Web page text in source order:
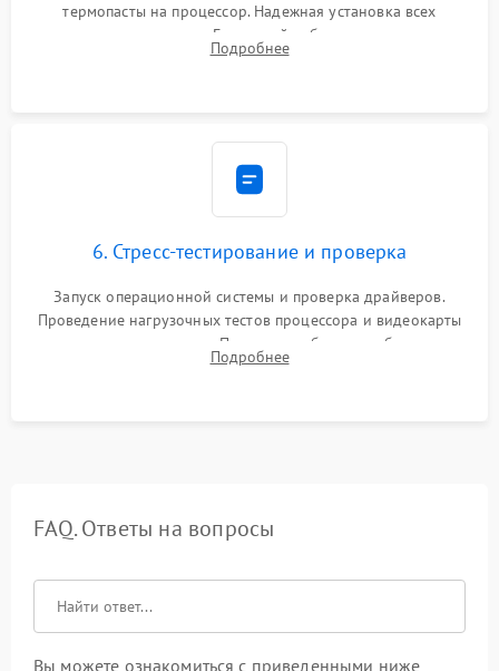
термопасты на процессор. Надежная установка всех
комплектующих в слоты. Грамотный кабель-менеджмент для
обеспечения правильной циркуляции воздуха внутри
Подробнее
6. Стресс-тестирование и проверка
Запуск операционной системы и проверка драйверов.
Проведение нагрузочных тестов процессора и видеокарты
для контроля температур. Проверка работоспособности всех
USB-портов, аудиовыходов и сетевого подключения.
Подробнее
FAQ. Ответы на вопросы
Вы можете ознакомиться с приведенными ниже